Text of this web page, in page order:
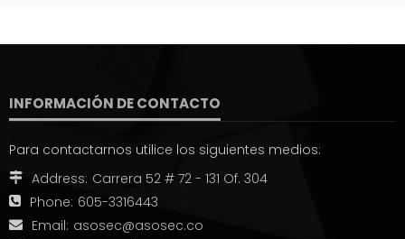
INFORMACIÓN DE CONTACTO
Para contactarnos utilice los siguientes medios:
Address: Carrera 52 # 72 - 131 Of. 304
Phone: 605-3316443
Email: asosec@asosec.co